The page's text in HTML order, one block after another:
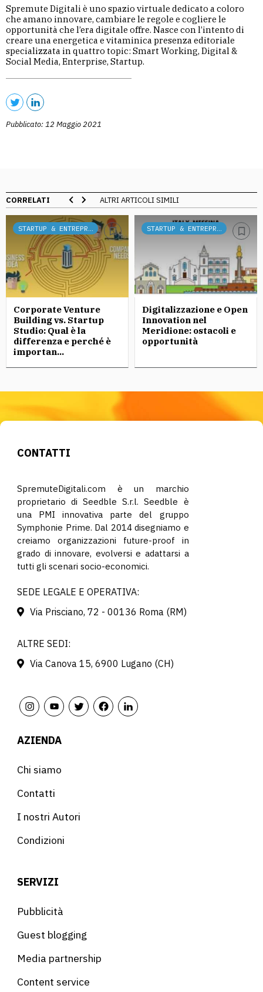
Spremute Digitali è uno spazio virtuale dedicato a coloro
che amano innovare, cambiare le regole e cogliere le
opportunità che l’era digitale offre. Nasce con l’intento di
creare una energetica e vitaminica presenza editoriale
specializzata in quattro topic: Smart Working, Digital &
Social Media, Enterprise, Startup.
Pubblicato: 12 Maggio 2021
CORRELATI ALTRI ARTICOLI SIMILI
Corporate Venture
Building vs. Startup
Studio: Qual è la
differenza e perché è
importan...
Digitalizzazione e Open
Innovation nel
Meridione: ostacoli e
opportunità
CONTATTI
SpremuteDigitali.com è un marchio
proprietario di Seedble S.r.l. Seedble è
una PMI innovativa parte del gruppo
Symphonie Prime. Dal 2014 disegniamo e
creiamo organizzazioni future-proof in
grado di innovare, evolversi e adattarsi a
tutti gli scenari socio-economici.
SEDE LEGALE E OPERATIVA:
Via Prisciano, 72 - 00136 Roma (RM)
ALTRE SEDI:
Via Canova 15, 6900 Lugano (CH)
AZIENDA
Chi siamo
Contatti
I nostri Autori
Condizioni
SERVIZI
Pubblicità
Guest blogging
Media partnership
Content service